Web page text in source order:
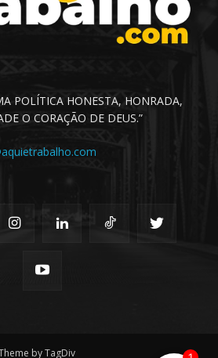
POLÍTICA HONESTA, HONRADA,
O CORAÇÃO DE DEUS.”
by TagDiv